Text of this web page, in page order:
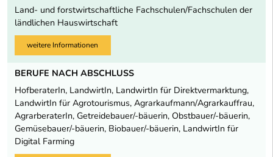
Land- und forstwirtschaftliche Fachschulen/Fachschulen der
ländlichen Hauswirtschaft
weitere Informationen
BERUFE NACH ABSCHLUSS
HofberaterIn, LandwirtIn, LandwirtIn für Direktvermarktung,
LandwirtIn für Agrotourismus, Agrarkaufmann/Agrarkauffrau,
AgrarberaterIn, Getreidebauer/-bäuerin, Obstbauer/-bäuerin,
Gemüsebauer/-bäuerin, Biobauer/-bäuerin, LandwirtIn für
Digital Farming